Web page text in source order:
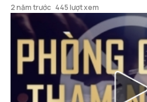
2 năm trước 445 lượt xem